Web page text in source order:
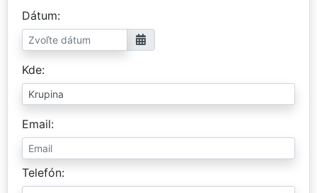
Dátum
Kde
Email
Telefón